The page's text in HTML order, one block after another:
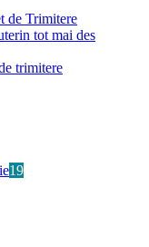
de Trimitere
tot mai des
trimitere
19